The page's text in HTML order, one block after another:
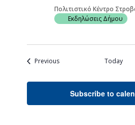
Πολιτιστικό Κέντρο
Εκδηλώσεις Δήμου
PreviousEvents Today
Subscribe to